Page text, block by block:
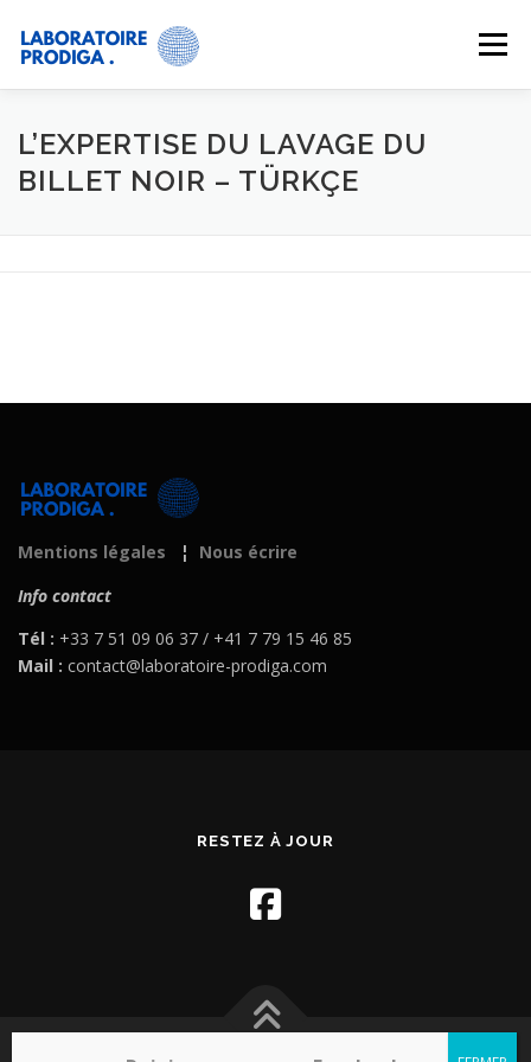
Menu
SERVICES ACTUALITÉS À PROPOS
L’EXPERTISE DU LAVAGE DU
BILLET NOIR – TÜRKÇE
Mentions légales ¦ Nous écrire
Info contact
Tél : +33 7 51 09 06 37 / +41 7 79 15 46 85
Mail : contact@laboratoire-prodiga.com
RESTEZ À JOUR